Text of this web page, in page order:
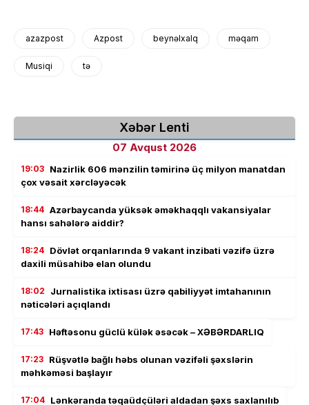
azazpost Azpost beynəlxalq məqam
Musiqi tə
Xəbər Lenti
07 Avqust 2026
19:03 Nazirlik 606 mənzilin təmirinə üç milyon manatdan
çox vəsait xərcləyəcək
18:44 Azərbaycanda yüksək əməkhaqqlı vakansiyalar
hansı sahələrə aiddir?
18:24 Dövlət orqanlarında 9 vakant inzibati vəzifə üzrə
daxili müsahibə elan olundu
18:02
Jurnalistika ixtisası üzrə qabiliyyət imtahanının
nəticələri açıqlandı
17:43 Həftəsonu güclü külək əsəcək – XƏBƏRDARLIQ
17:23 Rüşvətlə bağlı həbs olunan vəzifəli şəxslərin
məhkəməsi başlayır
17:04 Lənkəranda təqaüdçüləri aldadan şəxs saxlanılıb